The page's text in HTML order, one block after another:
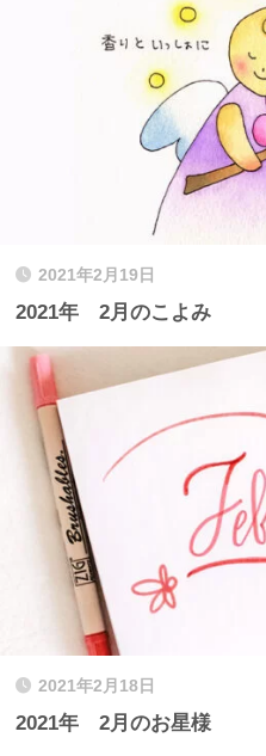
2021年2月19日
2021年 2月のこよみ
2021年2月18日
2021年 2月のお星様